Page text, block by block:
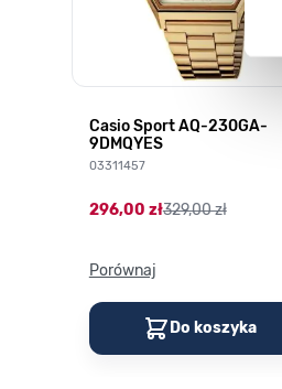
Casio Sport AQ-230GA-
9DMQYES
03311457
296,00 zł329,00 zł
Porównaj
Do koszyka